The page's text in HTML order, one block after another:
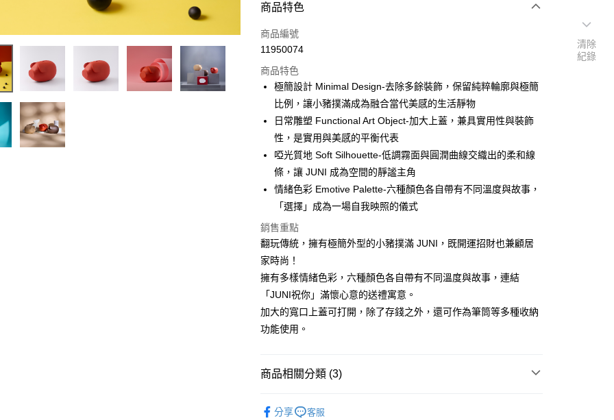
付款方式
信用卡一次付款
3 期 0 利率 每期 21家銀行
合作金庫商業銀行
第一商業銀行
華南商業銀行
彰化商業銀行
國泰世華商業銀行
臺灣中小企業銀行
台中商業銀行
匯豐（台灣）商業銀行
華泰商業銀行
聯邦商業銀行
遠東國際商業銀行
元大商業銀行
永豐商業銀行
台新國際商業銀行
台灣樂天信用卡公司
6 期 0 利率 每期NT$164
合作金庫商業銀行
第一商業銀行
華南商業銀行
上海商業儲蓄銀行
台北富邦商業銀行
臺灣中小企業銀行
台中商業銀行
匯豐（台灣）商業銀行
華泰商業銀行
聯邦商業銀行
遠東國際商業銀行
元大商業銀行
台新國際商業銀行
中國信託商業銀行
台灣樂天信用卡公司
LINE Pay
Apple Pay
ATM付款
付款後全家取貨
每筆NT$80，滿NT$1,000(含以上)免運費
付款後7-11取貨
每筆NT$80，滿NT$1,000(含以上)免運費
黑貓宅急便
黑貓宅配(離島)
商品特色
商品編號
11950074
商品特色
極簡設計 Minimal Design-去除多餘裝飾，保留純粹輪廓與極簡
比例，讓小豬撲滿成為融合當代美感的生活靜物
日常雕塑 Functional Art Object-加大上蓋，兼具實用性與裝飾
性，是實用與美感的平衡代表
啞光質地 Soft Silhouette-低調霧面與圓潤曲線交織出的柔和線
條，讓 JUNI 成為空間的靜謐主角
情緒色彩 Emotive Palette-六種顏色各自帶有不同溫度與故事，
「選擇」成為一場自我映照的儀式
銷售重點
翻玩傳統，擁有極簡外型的小豬撲滿 JUNI，既開運招財也兼顧居
家時尚！
擁有多樣情緒色彩，六種顏色各自帶有不同溫度與故事，連結
「JUNI祝你」滿懷心意的送禮寓意。
加大的寬口上蓋可打開，除了存錢之外，還可作為筆筒等多種收納
功能使用。
商品相關分類 (3)
分享 客服
清除
紀錄